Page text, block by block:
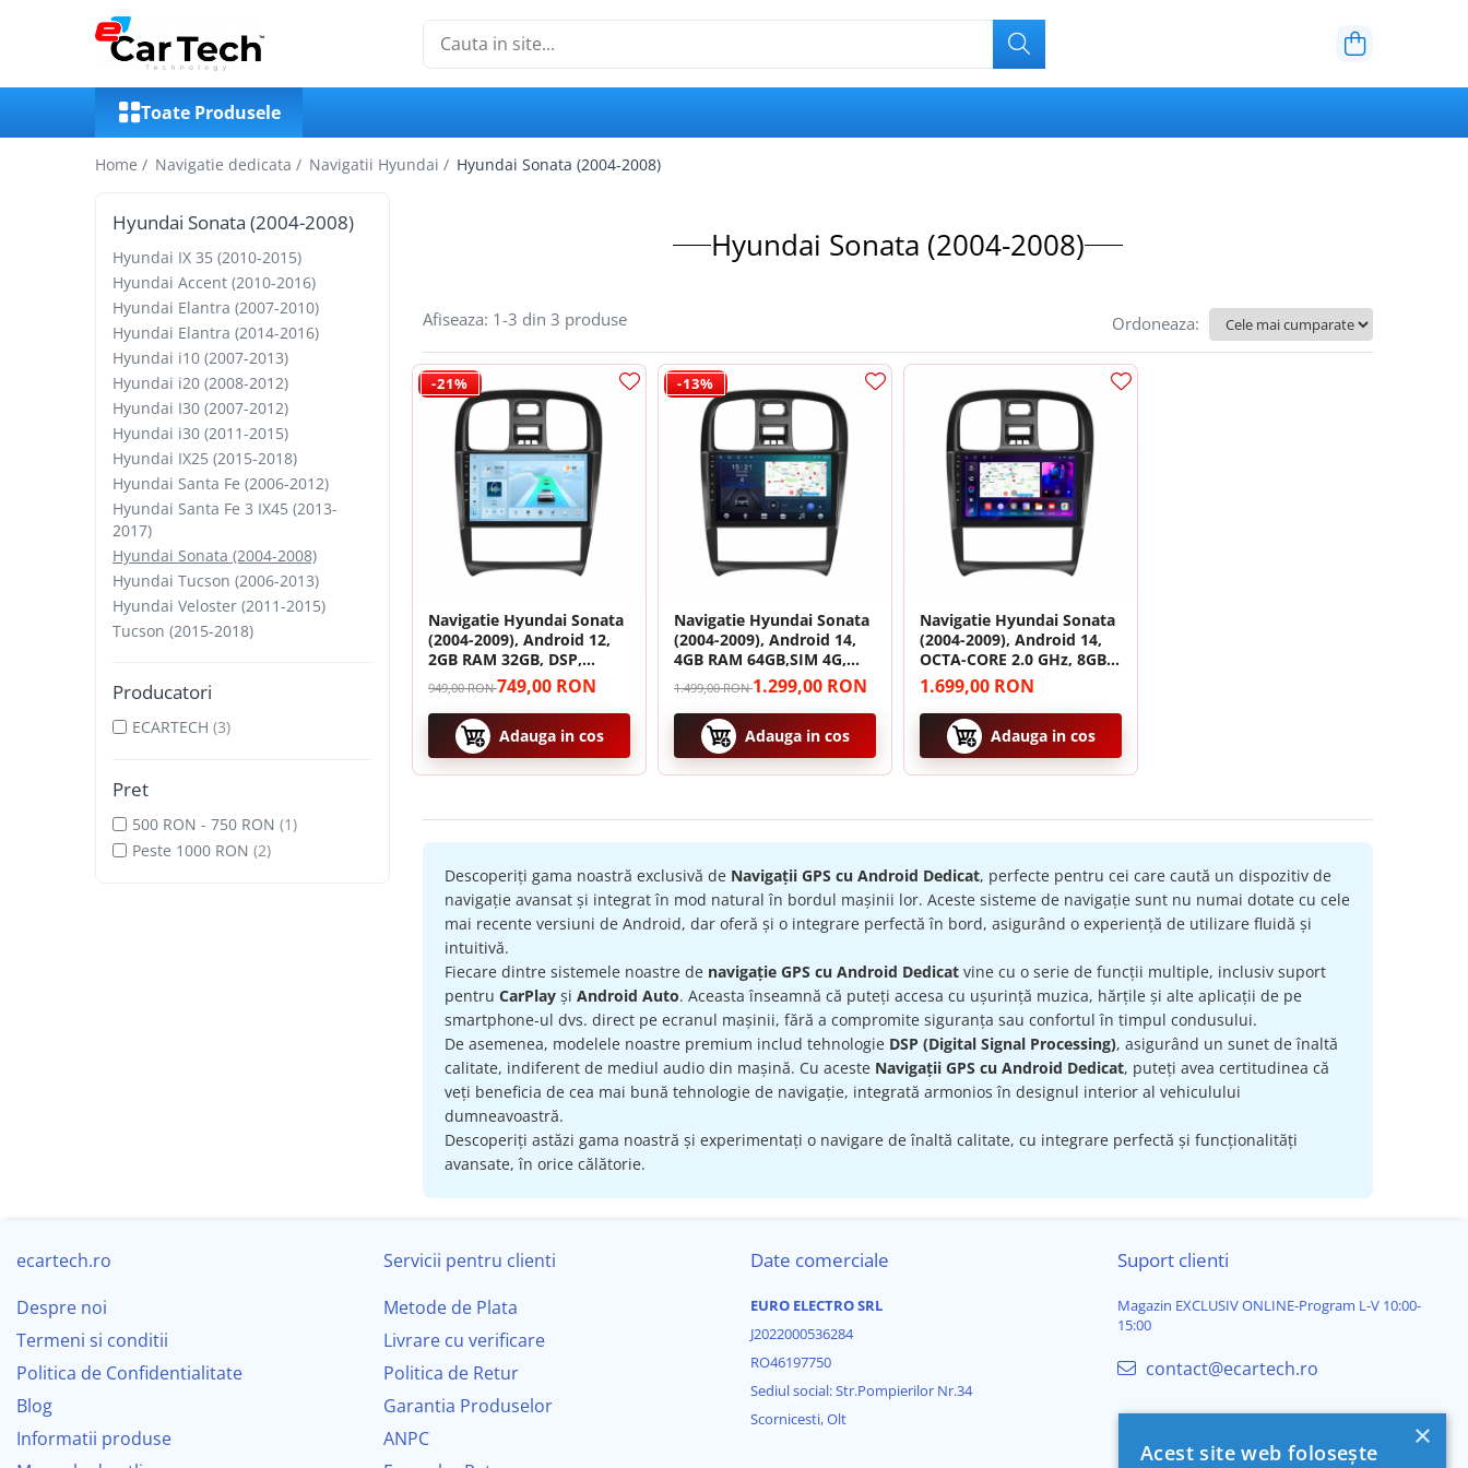
Toate Produsele
Summer sale
Navigatii Volkswagen
Navigatii Skoda
Navigatii Seat
Navigatii Ford
Navigatii Opel
Navigatii Hyundai
Navigatii Toyota
Navigatii Dacia
Navigatii Peugeot
Navigatii Audi
Navigatii BMW
Navigatii Fiat
Navigatii Citroen
Navigatii Suzuki
Navigatii Chrysler
Playere auto
Toate Produsele
Home / Navigatie dedicata / Navigatii Hyundai / Hyundai Sonata (2004-2008)
Hyundai Sonata (2004-2008)
Hyundai Sonata (2004-2008)
Hyundai IX 35 (2010-2015)
Hyundai Accent (2010-2016)
Hyundai Elantra (2007-2010)
Hyundai Elantra (2014-2016)
Hyundai i10 (2007-2013)
Hyundai i20 (2008-2012)
Hyundai I30 (2007-2012)
Hyundai i30 (2011-2015)
Hyundai IX25 (2015-2018)
Hyundai Santa Fe (2006-2012)
Hyundai Santa Fe 3 IX45 (2013-
2017)
Hyundai Sonata (2004-2008)
Hyundai Tucson (2006-2013)
Hyundai Veloster (2011-2015)
Tucson (2015-2018)
Producatori
ECARTECH (3)
Pret
500 RON - 750 RON (1)
Peste 1000 RON (2)
Afiseaza: 1-3 din 3 produse Ordoneaza:
-21%
Navigatie Hyundai Sonata
(2004-2009), Android 12,
2GB RAM 32GB, DSP,
Carplay si Android auto,
ecran 9 inch
949,00 RON749,00 RON
Adauga in cos
-13%
Navigatie Hyundai Sonata
(2004-2009), Android 14,
4GB RAM 64GB,SIM 4G,
DSP, Carplay si Android
auto, ecran 9 inch
1.499,00 RON1.299,00 RON
Adauga in cos
Navigatie Hyundai Sonata
(2004-2009), Android 14,
OCTA-CORE 2.0 GHz, 8GB
RAM 128GB,SIM 4G, DSP,
Carplay si Android auto,
ecran 9 inch
1.699,00 RON
Adauga in cos
Descoperiți gama noastră exclusivă de Navigații GPS cu Android Dedicat, perfecte pentru cei care caută un dispozitiv de
navigație avansat și integrat în mod natural în bordul mașinii lor. Aceste sisteme de navigație sunt nu numai dotate cu cele
mai recente versiuni de Android, dar oferă și o integrare perfectă în bord, asigurând o experiență de utilizare fluidă și
intuitivă.
Fiecare dintre sistemele noastre de navigație GPS cu Android Dedicat vine cu o serie de funcții multiple, inclusiv suport
pentru CarPlay și Android Auto. Aceasta înseamnă că puteți accesa cu ușurință muzica, hărțile și alte aplicații de pe
smartphone-ul dvs. direct pe ecranul mașinii, fără a compromite siguranța sau confortul în timpul condusului.
De asemenea, modelele noastre premium includ tehnologie DSP (Digital Signal Processing), asigurând un sunet de înaltă
calitate, indiferent de mediul audio din mașină. Cu aceste Navigații GPS cu Android Dedicat, puteți avea certitudinea că
veți beneficia de cea mai bună tehnologie de navigație, integrată armonios în designul interior al vehiculului
dumneavoastră.
Descoperiți astăzi gama noastră și experimentați o navigare de înaltă calitate, cu integrare perfectă și funcționalități
avansate, în orice călătorie.
ecartech.ro
Despre noi
Termeni si conditii
Politica de Confidentialitate
Blog
Informatii produse
Servicii pentru clienti
Metode de Plata
Livrare cu verificare
Politica de Retur
Garantia Produselor
ANPC
Date comerciale
EURO ELECTRO SRL
J2022000536284
RO46197750
Sediul social: Str.Pompierilor Nr.34
Scornicesti, Olt
Suport clienti
Magazin EXCLUSIV ONLINE-Program L-V 10:00-
15:00
contact@ecartech.ro
×
Acest site web folosește